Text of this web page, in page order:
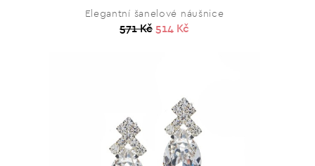
Elegantní šanelové náušnice
571 Kč 514 Kč